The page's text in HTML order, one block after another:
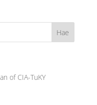
of CIA-TuKY